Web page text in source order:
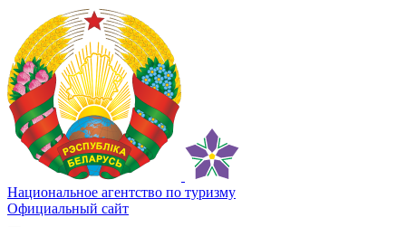
Национальное агентство по туризму
Официальный сайт